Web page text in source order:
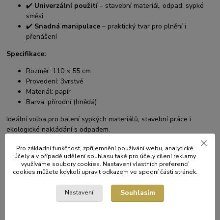
✔️ Univerzální použití – stavební materiál, odpad, sypké
směsi
✔️ Snadná manipulace – praktický tvar pro plnění i
přenášení
Specifikace:
Rozměr: 110 × 55 cm
Provedení: 3vrstvé
Materiál: papír
Barva: přírodní (hnědá)
Ideální volba pro balení sypkých materiálů, stavební práce i
ekologické nakládání s odpadem.
Související zboží 2
Pro základní funkčnost, zpříjemnění používání webu, analytické
účely a v případě udělení souhlasu také pro účely cílení reklamy
využíváme soubory cookies. Nastavení vlastních preferencí
cookies můžete kdykoli upravit odkazem ve spodní části stránek.
Nastavení Souhlasím